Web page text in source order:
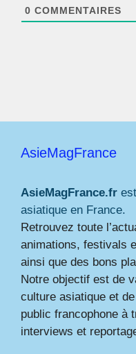
0 COMMENTAIRES
AsieMagFrance
AsieMagFrance.fr
asiatique en France.
Retrouvez toute
animations, festivals
ainsi que des bons
Notre objectif est de
culture asiatique et
public francophone à
interviews et